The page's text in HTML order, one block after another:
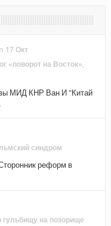
17 Окт
«поворот на Восток»,
МИД КНР Ван И "Китай
синдром
реформ в
на позорище